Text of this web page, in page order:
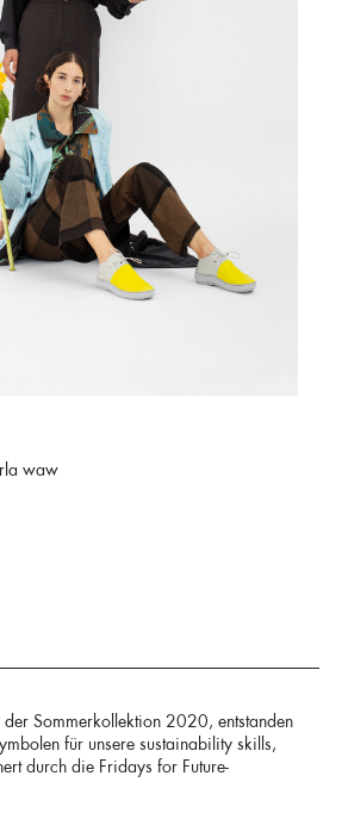
waw
der Sommerkollektion 2020, entstanden
für unsere sustainability skills,
durch die Fridays for Future-